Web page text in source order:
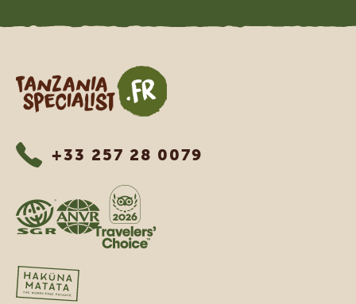
Tanzania Specialist
+33 257 28 0079